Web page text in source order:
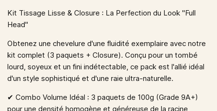
Kit Tissage Lisse & Closure : La Perfection du Look "Full
Head"
Obtenez une chevelure d'une fluidité exemplaire avec notre
kit complet (3 paquets + Closure). Conçu pour un tombé
lourd, soyeux et un fini indétectable, ce pack est l'allié idéal
d'un style sophistiqué et d'une raie ultra-naturelle.
✔︎ Combo Volume Idéal : 3 paquets de 100g (Grade 9A+)
pour une densité homogène et généreuse de la racine